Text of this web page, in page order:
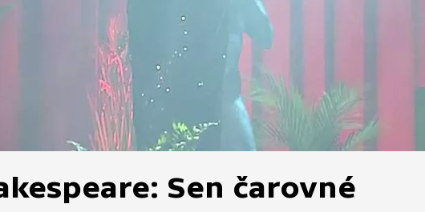
Sen čarovné